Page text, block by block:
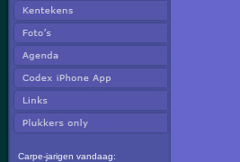
Carpe-jarigen vandaag: